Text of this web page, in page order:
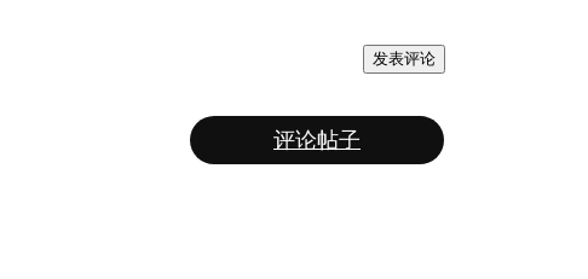
发表评论
评论帖子